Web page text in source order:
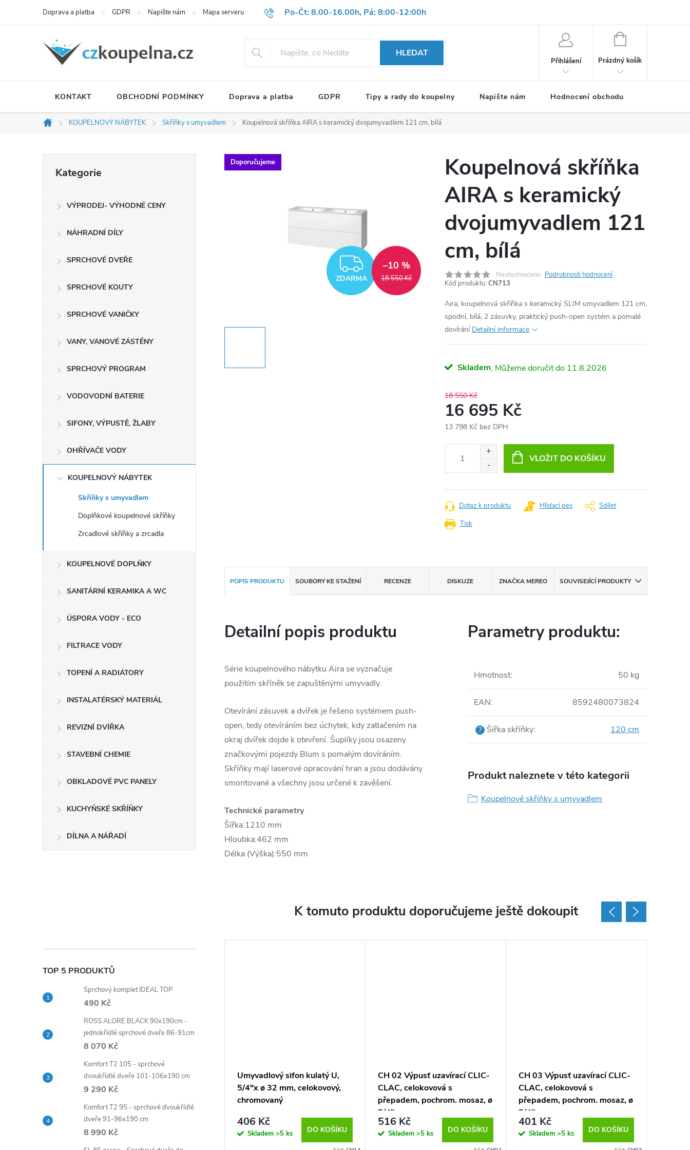
Po-Čt: 8.00-16.00h, Pá: 8:00-12:00h
Doprava a platba GDPR Napište nám Mapa serveru Hodnocení obchodu Reklamační formulář OBCHODNÍ PODMÍNKY
HLEDAT
Přihlášení
NÁKUPNÍ
Prázdný košík
KONTAKT OBCHODNÍ PODMÍNKY Doprava a platba GDPR Tipy a rady do koupelny Napište nám Hodnocení obchodu
Domů
KOUPELNOVÝ NÁBYTEK Skříňky s umyvadlem Koupelnová skříňka AIRA s keramický dvojumyvadlem 121 cm, bílá
e
kategorie
Kategorie
VÝPRODEJ- VÝHODNÉ CENY
NÁHRADNÍ DÍLY
SPRCHOVÉ DVEŘE
SPRCHOVÉ KOUTY
SPRCHOVÉ VANIČKY
VANY, VANOVÉ ZÁSTĚNY
SPRCHOVÝ PROGRAM
VODOVODNÍ BATERIE
SIFONY, VÝPUSTĚ, ŽLABY
OHŘÍVAČE VODY
KOUPELNOVÝ NÁBYTEK
Skříňky s umyvadlem
Doplňkové koupelnové skříňky
Zrcadlové skříňky a zrcadla
KOUPELNOVÉ DOPLŇKY
SANITÁRNÍ KERAMIKA A WC
ÚSPORA VODY - ECO
FILTRACE VODY
TOPENÍ A RADIÁTORY
INSTALATÉRSKÝ MATERIÁL
REVIZNÍ DVÍŘKA
STAVEBNÍ CHEMIE
OBKLADOVÉ PVC PANELY
KUCHYŇSKÉ SKŘÍŇKY
DÍLNA A NÁŘADÍ
TOP 5 PRODUKTŮ
Sprchový komplet IDEAL TOP
490 Kč
ROSS ALORE BLACK 90x190cm -
jednokřídlé sprchové dveře 86-91cm
8 070 Kč
Komfort T2 105 - sprchové
dvoukřídlé dveře 101-106x190 cm
9 290 Kč
Komfort T2 95 - sprchové dvoukřídlé
dveře 91-96x190 cm
8 990 Kč
Doporučujeme
ZDARMA
ZDARMA 18 550 Kč
–10 %
Koupelnová skříňka
AIRA s keramický
dvojumyvadlem 121
cm, bílá
Neohodnoceno Podrobnosti hodnocení
Kód produktu: CN713
Aira, koupelnová skříňka s keramický SLIM umyvadlem 121 cm,
spodní, bílá, 2 zásuvky, praktický push-open systém a pomalé
dovírání Detailní informace
Skladem 11.8.2026
18 550 Kč
16 695 Kč
13 798 Kč bez DPH
VLOŽIT DO KOŠÍKU
Tisk
Dotaz k produktu Hlídací pes Sdílet
POPIS PRODUKTU SOUBORY KE STAŽENÍ RECENZE DISKUZE ZNAČKAMEREO SOUVISEJÍCÍ PRODUKTY
Detailní popis produktu
Série koupelnového nábytku Aira se vyznačuje
použitím skříněk se zapuštěnými umyvadly.
Otevírání zásuvek a dvířek je řešeno systémem push-
open, tedy otevíráním bez úchytek, kdy zatlačením na
okraj dvířek dojde k otevření. Šuplíky jsou osazeny
značkovými pojezdy Blum s pomalým dovíráním.
Skříňky mají laserové opracování hran a jsou dodávány
smontované a všechny jsou určené k zavěšení.
Technické parametry
Šířka:1210 mm
Hloubka:462 mm
Délka (Výška):550 mm
Parametry produktu:
Hmotnost: 50 kg
EAN: 8592480073824
? Šířka skříňky: 120 cm
Produkt naleznete v této kategorii
Koupelnové skříňky s umyvadlem
K tomuto produktu doporučujeme ještě dokoupit
1 319 Kč
Umyvadlová stojánková
baterie, Dita, bez výpusti,
1 484 Kč
Skladem
Umyvadlový sifon kulatý U,
5/4"x ø 32 mm, celokovový,
chromovaný
406 Kč
Skladem >5 ks DO KOŠÍKU
CH 02 Výpusť uzavírací CLIC-
CLAC, celokovová s
přepadem, pochrom. mosaz, ø
5/4"
516 Kč
Skladem >5 ks DO KOŠÍKU
CH 03 Výpusť uzavírací CLIC-
CLAC, celokovová s
přepadem, pochrom. mosaz, ø
5/4"
401 Kč
Skladem >5 ks DO KOŠÍKU